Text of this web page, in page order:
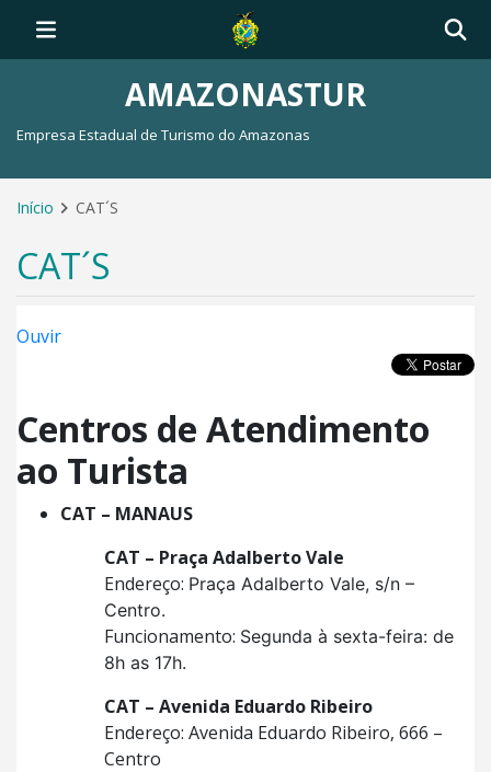
AMAZONASTUR
Empresa Estadual de Turismo do Amazonas
Início CAT´S
CAT´S
Ouvir
Centros de Atendimento
ao Turista
CAT – MANAUS
CAT – Praça Adalberto Vale
Endereço: Praça Adalberto Vale, s/n –
Centro.
Funcionamento: Segunda à sexta-feira: de
8h as 17h.
CAT – Avenida Eduardo Ribeiro
Endereço: Avenida Eduardo Ribeiro, 666 –
Centro